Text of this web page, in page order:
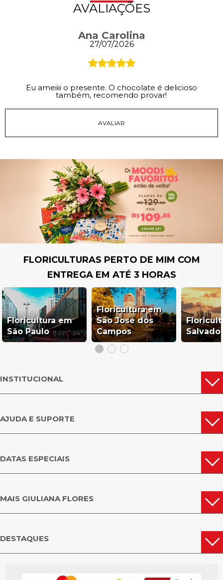
AVALIAÇÕES
Ana Carolina
27/07/2026
Eu ameiiii o presente. O chocolate é delicioso
também, recomendo provar!
FLORICULTURAS PERTO DE MIM COM
ENTREGA EM ATÉ 3 HORAS
Floricultura em
São Paulo
Floricultura em
São José dos
Campos
INSTITUCIONAL
AJUDA E SUPORTE
DATAS ESPECIAIS
MAIS GIULIANA FLORES
DESTAQUES